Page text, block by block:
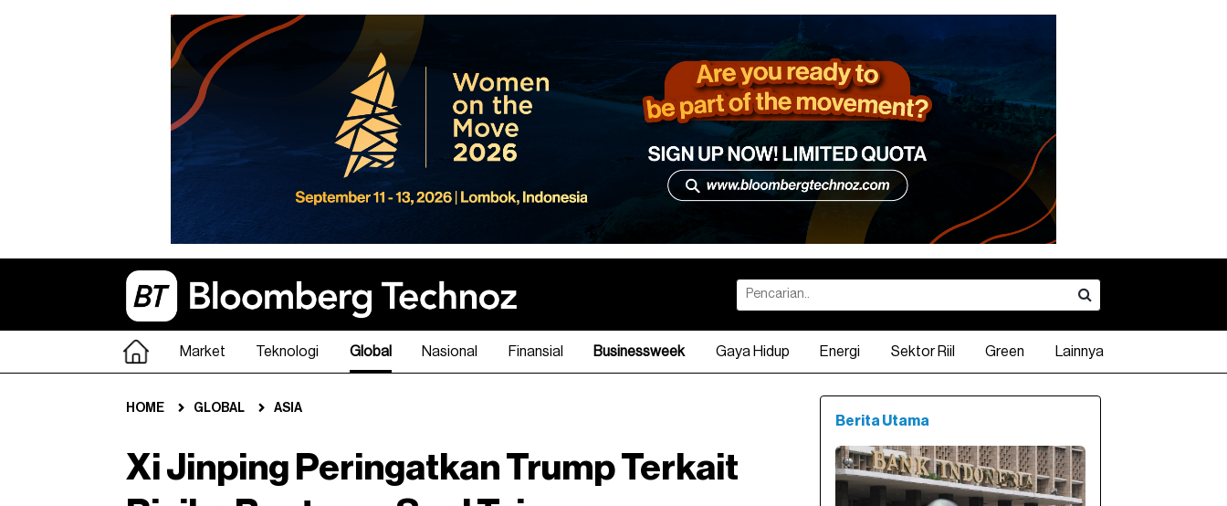
Market Teknologi Global Nasional Finansial Businessweek Gaya Hidup Energi Sektor Riil Green Lainnya
HOME GLOBAL ASIA
Xi Jinping Peringatkan Trump Terkait
Berita Utama